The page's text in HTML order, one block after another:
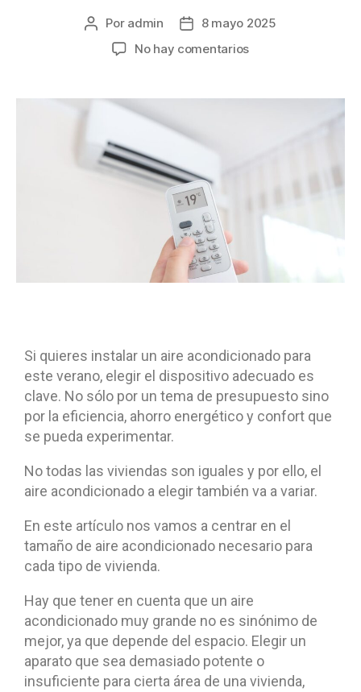
Por admin
8 mayo 2025
No hay comentarios
Si quieres instalar un aire acondicionado para
este verano, elegir el dispositivo adecuado es
clave. No sólo por un tema de presupuesto sino
por la eficiencia, ahorro energético y confort que
se pueda experimentar.
No todas las viviendas son iguales y por ello, el
aire acondicionado a elegir también va a variar.
En este artículo nos vamos a centrar en el
tamaño de aire acondicionado necesario para
cada tipo de vivienda.
Hay que tener en cuenta que un aire
acondicionado muy grande no es sinónimo de
mejor, ya que depende del espacio. Elegir un
aparato que sea demasiado potente o
insuficiente para cierta área de una vivienda,